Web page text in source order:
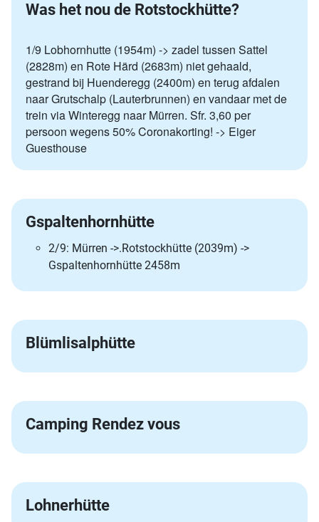
Was het nou de Rotstockhütte?
1/9 Lobhornhutte (1954m) -> zadel tussen Sattel
(2828m) en Rote Härd (2683m) niet gehaald,
gestrand bij Huenderegg (2400m) en terug afdalen
naar Grutschalp (Lauterbrunnen) en vandaar met de
trein via Winteregg naar Mürren. Sfr. 3,60 per
persoon wegens 50% Coronakorting! -> Eiger
Guesthouse
Gspaltenhornhütte
2/9: Mürren ->.Rotstockhütte (2039m) ->
Gspaltenhornhütte 2458m
Blümlisalphütte
Camping Rendez vous
Lohnerhütte